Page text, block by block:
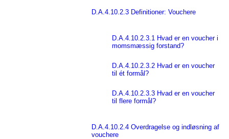
D.A.4.10.2.3 Definitioner: Vouchere
D.A.4.10.2.3.1 Hvad er en voucher i
momsmæssig forstand?
D.A.4.10.2.3.2 Hvad er en voucher
til ét formål?
D.A.4.10.2.3.3 Hvad er en voucher
til flere formål?
D.A.4.10.2.4 Overdragelse og indløsning af
vouchere